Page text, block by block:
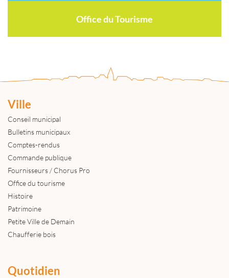
Office du Tourisme
Ville
Conseil municipal
Bulletins municipaux
Comptes-rendus
Commande publique
Fournisseurs / Chorus Pro
Office du tourisme
Histoire
Patrimoine
Petite Ville de Demain
Chaufferie bois
Quotidien